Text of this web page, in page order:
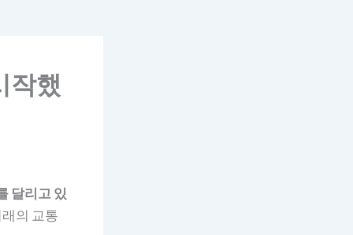
작했
달리고 있
래의 교통